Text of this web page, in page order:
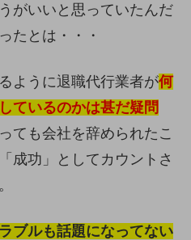
がいいと思っていたんだ
たとは・・・
ように退職代行業者が何
ているのかは甚だ疑問
ても会社を辞められたこ
成功」としてカウントさ
ラブルも話題になってない